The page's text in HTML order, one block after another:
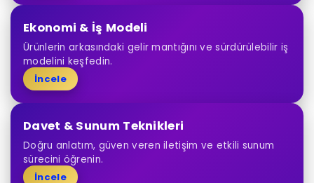
Ekonomi & İş Modeli
Ürünlerin arkasındaki gelir mantığını ve sürdürülebilir iş
modelini keşfedin.
İncele
Davet & Sunum Teknikleri
Doğru anlatım, güven veren iletişim ve etkili sunum
sürecini öğrenin.
İncele